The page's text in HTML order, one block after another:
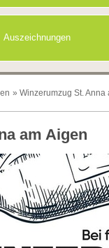
Auszeichnungen
» Winzerumzug St. Anna
am Aigen